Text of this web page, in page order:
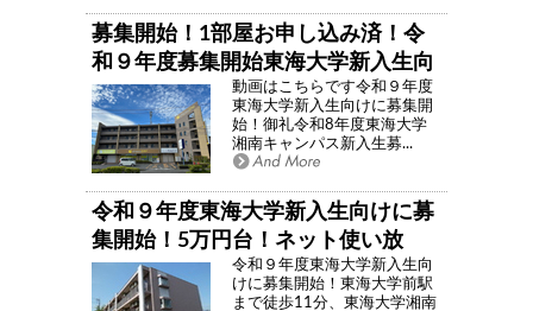
募集開始！1部屋お申し込み済！令
和９年度募集開始東海大学新入生向
け女子学生に人気の物件募集開始！
インターネット使い放題の女子学生
におすすめしたい定番のマンション
ご予算５万円台で女子学生さん東海
大学まで４５秒！！「クローバー壱
番舘」
動画はこちらです令和９年度
東海大学新入生向けに募集開
始！御礼令和8年度東海大学
湘南キャンパス新入生募...
令和９年度東海大学新入生向けに募
集開始！5万円台！ネット使い放
題！9帖超え！クローバー２番館！
広さ重視のあなたへ！東海大学徒歩
令和９年度東海大学新入生向
けに募集開始！東海大学前駅
まで徒歩11分、東海大学湘南